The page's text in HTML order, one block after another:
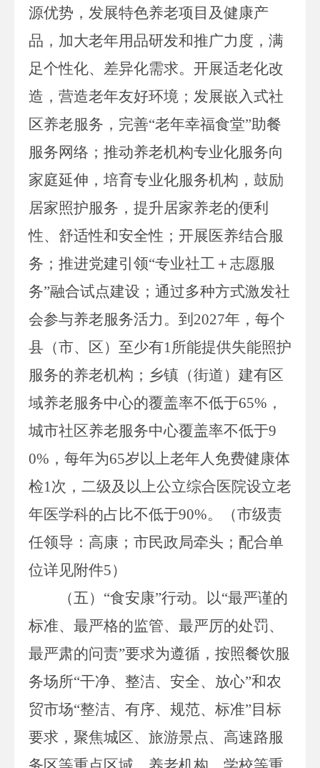
源优势，发展特色养老项目及健康产
品，加大老年用品研发和推广力度，满
足个性化、差异化需求。开展适老化改
造，营造老年友好环境； 发展嵌入式社
区养老服务 ， 完善“老年幸福食堂”助餐
服务网络 ； 推动养老机构专业化服务向
家庭延伸，培育专业化服务机构 ， 鼓励
居家照护服务 ， 提升居家养老的便利
性、舒适性和安全性 ；开展医养结合服
务 ； 推进党建引领“专业社工＋志愿服
务”融合试点建设 ； 通过多种方式激发社
会参与养老服务活力。到 2027年，每个
县（市、区）至少有1所能提供失能照护
服务的养老机构 ； 乡镇（街道）建有区
域养老服务中心的覆盖率不低于65% ，
城市社区养老服务中心覆盖率不低于9
0%，每年为65岁以上老年人免费健康体
检1次， 二级及以上公立综合医院设立老
年医学科的占比不低于90%。 （市级责
任领导：高康；市民政局牵头；配合单
位详见附件5）
（五） “食安康”行动。 以“最严谨的
标准、最严格的监管、最严厉的处罚、
最严肃的问责”要求为遵循，按照餐饮服
务场所“干净、整洁、安全、放心”和农
贸市场“整洁、有序、规范、标准”目标
要求，聚焦城区、旅游景点、高速路服